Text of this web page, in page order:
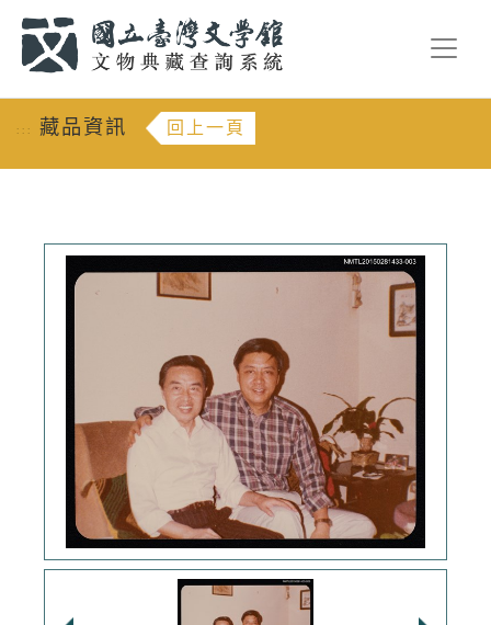
::: 藏品資訊 回上一頁